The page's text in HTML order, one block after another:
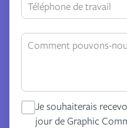
Je souhaiterais
jour de Graphic